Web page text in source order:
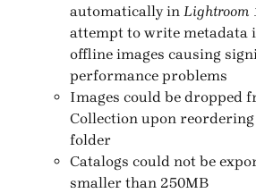
automatically in Lightroom
attempt to write metadata
offline images causing
performance problems
Images could be dropped
Collection upon
folder
Catalogs could not be
smaller than 250MB